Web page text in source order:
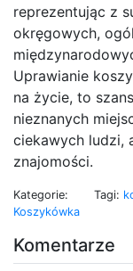
reprezentując z
okręgowych,
Uprawianie
na życie, to
nieznanych
ciekawych ludzi,
znajomości.
Kategorie:
Koszykówka
Tagi:
Komentarze